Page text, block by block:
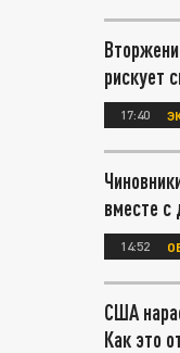
рискует
17:40
вместе с
14:52
США
Как это